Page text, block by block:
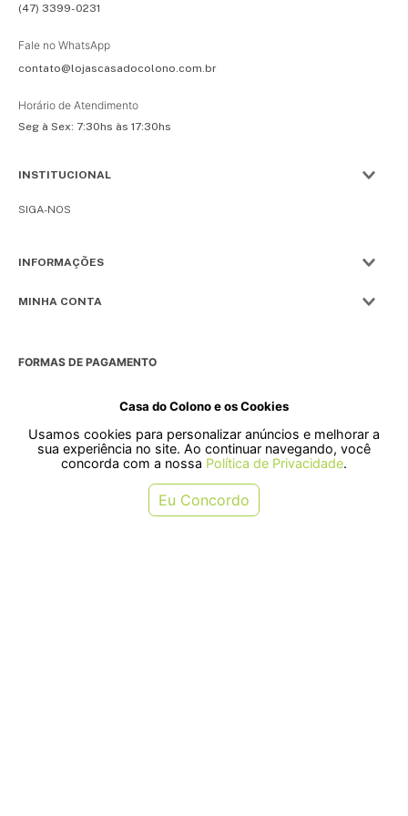
Casa do Colono e os Cookies
Usamos cookies para personalizar anúncios e melhorar a
sua experiência no site. Ao continuar navegando, você
concorda com a nossa Política de Privacidade.
Eu Concordo
(47) 3399-0231
Fale no WhatsApp
contato@lojascasadocolono.com.br
Horário de Atendimento
Seg à Sex: 7:30hs às 17:30hs
INSTITUCIONAL
SIGA-NOS
INFORMAÇÕES
MINHA CONTA
FORMAS DE PAGAMENTO
SELOS
Rua Pre. Frederico Hardt, 119 - Centro, Indaial - SC, 89080-018